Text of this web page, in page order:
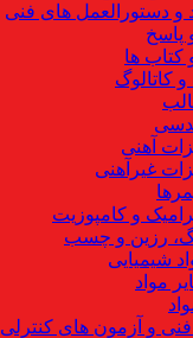
و دستورالعمل های فنی
کتاب ها
کاتالوگ
آهنی
غیرآهنی
و کامپوزیت
رزین و چسب
شیمیایی
مواد
و آزمون های کنترلی